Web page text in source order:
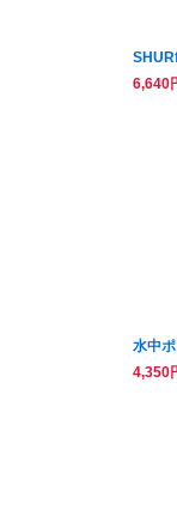
6,640
水中
4,350